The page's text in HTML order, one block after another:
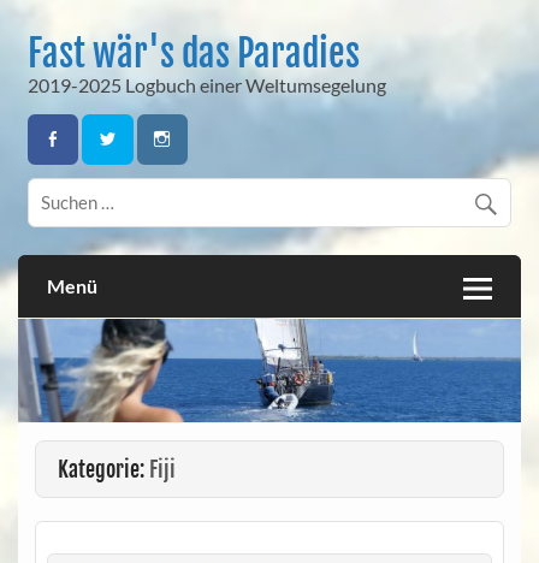
contentFast wär's das Paradies
2019-2025 Logbuch einer Weltumsegelung
Menü
Kategorie: Fiji